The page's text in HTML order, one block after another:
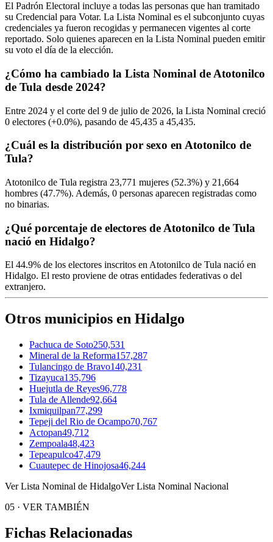
El Padrón Electoral incluye a todas las personas que han tramitado
su Credencial para Votar. La Lista Nominal es el subconjunto cuyas
credenciales ya fueron recogidas y permanecen vigentes al corte
reportado. Solo quienes aparecen en la Lista Nominal pueden emitir
su voto el día de la elección.
¿Cómo ha cambiado la Lista Nominal de Atotonilco
de Tula desde 2024?
Entre 2024 y el corte del 9 de julio de 2026, la Lista Nominal creció
0 electores (+0.0%), pasando de 45,435 a 45,435.
¿Cuál es la distribución por sexo en Atotonilco de
Tula?
Atotonilco de Tula registra 23,771 mujeres (52.3%) y 21,664
hombres (47.7%). Además, 0 personas aparecen registradas como
no binarias.
¿Qué porcentaje de electores de Atotonilco de Tula
nació en Hidalgo?
El 44.9% de los electores inscritos en Atotonilco de Tula nació en
Hidalgo. El resto proviene de otras entidades federativas o del
extranjero.
Otros municipios en Hidalgo
Pachuca de Soto250,531
Mineral de la Reforma157,287
Tulancingo de Bravo140,231
Tizayuca135,796
Huejutla de Reyes96,778
Tula de Allende92,664
Ixmiquilpan77,299
Tepeji del Rio de Ocampo70,767
Actopan49,712
Zempoala48,423
Tepeapulco47,479
Cuautepec de Hinojosa46,244
Ver Lista Nominal de HidalgoVer Lista Nominal Nacional
05 · VER TAMBIÉN
Fichas Relacionadas